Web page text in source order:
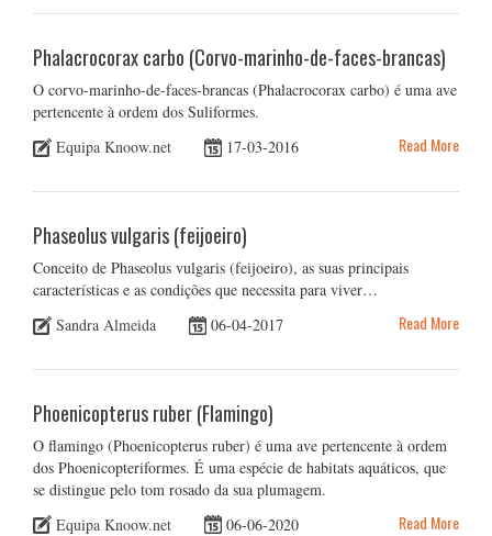
Phalacrocorax carbo (Corvo-marinho-de-faces-brancas)
O corvo-marinho-de-faces-brancas (Phalacrocorax carbo) é uma ave
pertencente à ordem dos Suliformes.
Equipa Knoow.net
17-03-2016 Read More
Phaseolus vulgaris (feijoeiro)
Conceito de Phaseolus vulgaris (feijoeiro), as suas principais
características e as condições que necessita para viver…
Sandra Almeida
06-04-2017 Read More
Phoenicopterus ruber (Flamingo)
O flamingo (Phoenicopterus ruber) é uma ave pertencente à ordem
dos Phoenicopteriformes. É uma espécie de habitats aquáticos, que
se distingue pelo tom rosado da sua plumagem.
Equipa Knoow.net
06-06-2020 Read More